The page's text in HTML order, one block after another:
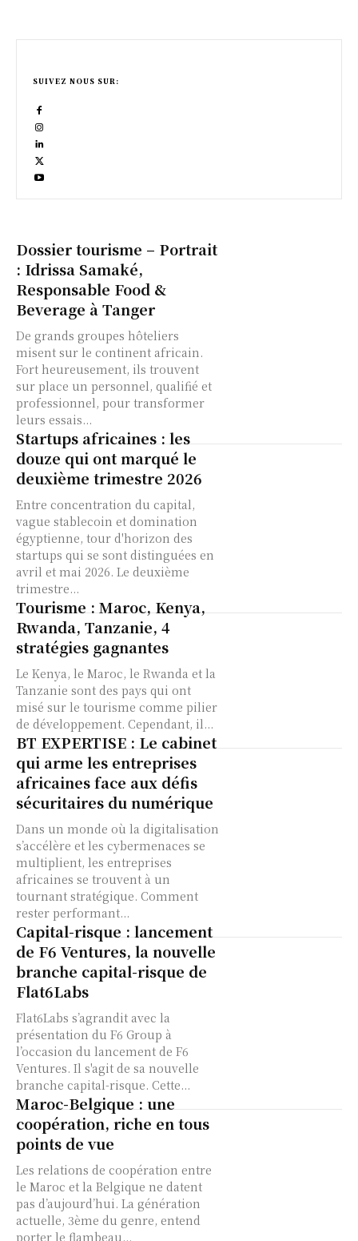
Dossier tourisme – Portrait
: Idrissa Samaké,
Responsable Food &
Beverage à Tanger
De grands groupes hôteliers
misent sur le continent africain.
Fort heureusement, ils trouvent
sur place un personnel, qualifié et
professionnel, pour transformer
leurs essais...
Startups africaines : les
douze qui ont marqué le
deuxième trimestre 2026
Entre concentration du capital,
vague stablecoin et domination
égyptienne, tour d'horizon des
startups qui se sont distinguées en
avril et mai 2026. Le deuxième
trimestre...
Tourisme : Maroc, Kenya,
Rwanda, Tanzanie, 4
stratégies gagnantes
Le Kenya, le Maroc, le Rwanda et la
Tanzanie sont des pays qui ont
misé sur le tourisme comme pilier
de développement. Cependant, il...
BT EXPERTISE : Le cabinet
qui arme les entreprises
africaines face aux défis
sécuritaires du numérique
Dans un monde où la digitalisation
s’accélère et les cybermenaces se
multiplient, les entreprises
africaines se trouvent à un
tournant stratégique. Comment
rester performant...
Capital-risque : lancement
de F6 Ventures, la nouvelle
branche capital-risque de
Flat6Labs
Flat6Labs s’agrandit avec la
présentation du F6 Group à
l’occasion du lancement de F6
Ventures. Il s'agit de sa nouvelle
branche capital-risque. Cette...
Maroc-Belgique : une
coopération, riche en tous
points de vue
Les relations de coopération entre
le Maroc et la Belgique ne datent
pas d’aujourd’hui. La génération
actuelle, 3ème du genre, entend
porter le flambeau...
SUIVEZ NOUS SUR: